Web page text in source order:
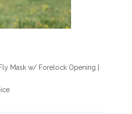
Mask w/ Forelock Opening |